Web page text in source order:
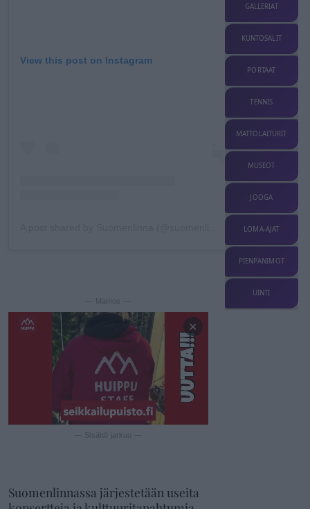
View this post on Instagram
— Mainos —
×
— Sisältö jatkuu —
Suomenlinnassa järjestetään useita
GALLERIAT
KUNTOSALIT
PORTAAT
TENNIS
MATTOLAITURIT
MUSEOT
JOOGA
LOMA-AJAT
PIENPANIMOT
UINTI